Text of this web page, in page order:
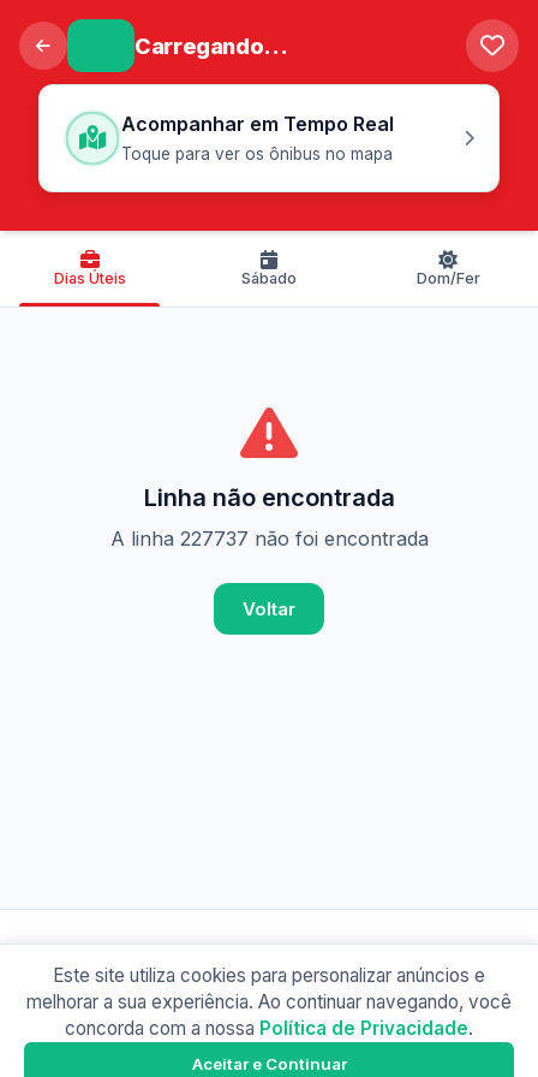
Carregando...
Acompanhar em Tempo Real
Toque para ver os ônibus no mapa
Dias Úteis Sábado Dom/Fer
Linha não encontrada
A linha 227737 não foi encontrada
Voltar
© 2026 Busão BR
Sobre Contato Política de Privacidade
Este site utiliza cookies para personalizar anúncios e
melhorar a sua experiência. Ao continuar navegando, você
concorda com a nossa Política de Privacidade.
Aceitar e Continuar